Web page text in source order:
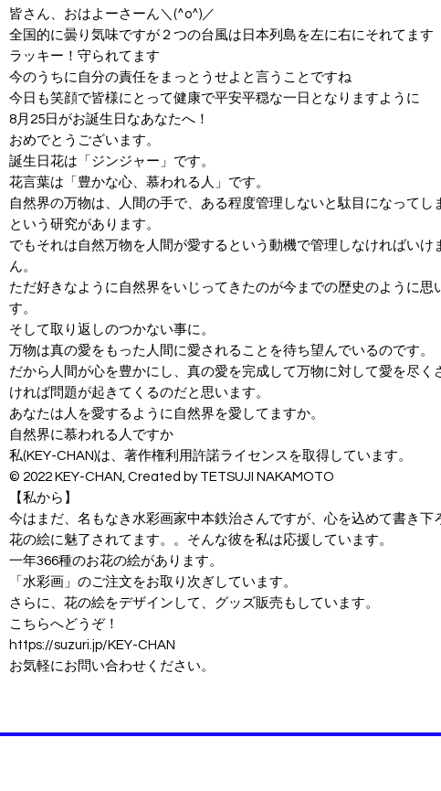
皆さん、おはよーさーん＼(^o^)／
全国的に曇り気味ですが２つの台風は日本列島を左に右にそれてます
ラッキー！守られてます
今のうちに自分の責任をまっとうせよと言うことですね
今日も笑顔で皆様にとって健康で平安平穏な一日となりますように
8月25日がお誕生日なあなたへ！
おめでとうございます。
誕生日花は「ジンジャー」です。
花言葉は「豊かな心、慕われる人」です。
自然界の万物は、人間の手で、ある程度管理しないと駄目になってし
という研究があります。
でもそれは自然万物を人間が愛するという動機で管理しなければいけ
ん。
ただ好きなように自然界をいじってきたのが今までの歴史のように思
す。
そして取り返しのつかない事に。
万物は真の愛をもった人間に愛されることを待ち望んでいるのです。
だから人間が心を豊かにし、真の愛を完成して万物に対して愛を尽く
ければ問題が起きてくるのだと思います。
あなたは人を愛するように自然界を愛してますか。
自然界に慕われる人ですか
私(KEY-CHAN)は、著作権利用許諾ライセンスを取得しています。
© ︎2022 KEY-CHAN, Created by TETSUJI NAKAMOTO
【私から】
今はまだ、名もなき水彩画家中本鉄治さんですが、心を込めて書き下
花の絵に魅了されてます。。そんな彼を私は応援しています。
一年366種のお花の絵があります。
「水彩画」のご注文をお取り次ぎしています。
さらに、花の絵をデザインして、グッズ販売もしています。
こちらへどうぞ！
https://suzuri.jp/KEY-CHAN
お気軽にお問い合わせください。